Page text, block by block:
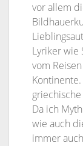
vor allem
Lyriker wie
vom
Da ich
wie auch
immer